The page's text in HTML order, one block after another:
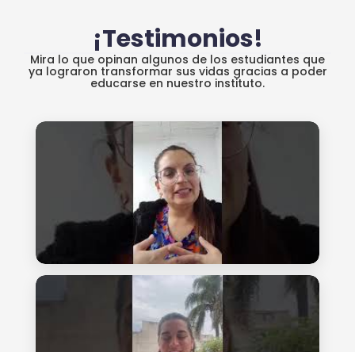
¡Testimonios!
Mira lo que opinan algunos de los estudiantes que
ya lograron transformar sus vidas gracias a poder
educarse en nuestro instituto.